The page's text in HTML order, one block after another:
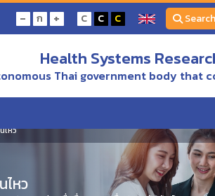
- ก + C C C Search
Health Systems
Thai government body that
ไหว
ไหว